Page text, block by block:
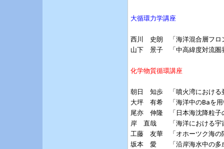
大循環力学講座
西川　史朗　「海洋混合層フ
山下　景子　「中高緯度対流
化学物質循環講座
朝日　知歩　「噴火湾における
大坪　有希　「海洋中のBaを
尾亦　伸隆　「日本海沈降粒
岸　直哉　　「海洋における
工藤　友華　「オホーツク海
坂本　愛　　「沿岸海水中の